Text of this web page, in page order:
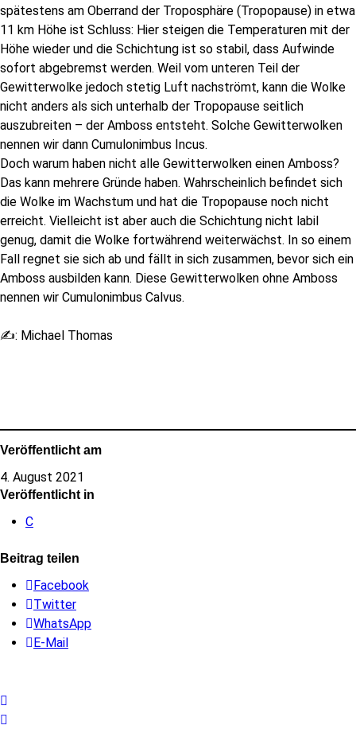
spätestens am Oberrand der Troposphäre (Tropopause) in etwa
11 km Höhe ist Schluss: Hier steigen die Temperaturen mit der
Höhe wieder und die Schichtung ist so stabil, dass Aufwinde
sofort abgebremst werden. Weil vom unteren Teil der
Gewitterwolke jedoch stetig Luft nachströmt, kann die Wolke
nicht anders als sich unterhalb der Tropopause seitlich
auszubreiten – der Amboss entsteht. Solche Gewitterwolken
nennen wir dann Cumulonimbus Incus.
Doch warum haben nicht alle Gewitterwolken einen Amboss?
Das kann mehrere Gründe haben. Wahrscheinlich befindet sich
die Wolke im Wachstum und hat die Tropopause noch nicht
erreicht. Vielleicht ist aber auch die Schichtung nicht labil
genug, damit die Wolke fortwährend weiterwächst. In so einem
Fall regnet sie sich ab und fällt in sich zusammen, bevor sich ein
Amboss ausbilden kann. Diese Gewitterwolken ohne Amboss
nennen wir Cumulonimbus Calvus.
✍: Michael Thomas
Veröffentlicht am
4. August 2021
Veröffentlicht in
C
Beitrag teilen
Facebook
Twitter
WhatsApp
E-Mail